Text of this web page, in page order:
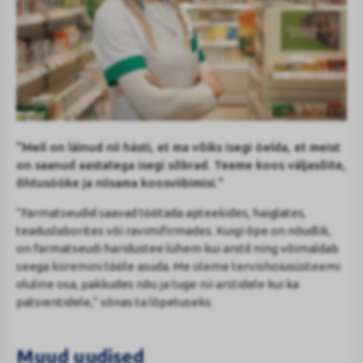
“Meil on läinud nii hästi, et ma võiks isegi öelda, et meist
on saanud aastatega isegi sõbrad. Teeme koos väljasõite,
õhtusööke ja niisama koosviibimisi.”
“Farmatseudid saavad töötada apteekides, haiglates,
teaduslaborites või ravimifirmades. Kuigi õpe on nõudlik,
on farmatseudi haridustee lühem kui arstil ning võimaldab
seega kiiremini tööle asuda. Me oleme tervishoiusüsteemi
oluline osa, pakkudes nõu ja tuge nii arstidele kui ka
patsientidele,” sõnas ta lõpetuseks.
Muud uudised